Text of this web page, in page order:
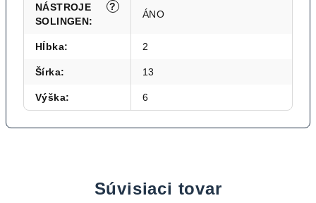
?
NÁSTROJE
SOLINGEN:
ÁNO
Hĺbka: 2
Šírka: 13
Výška: 6
Súvisiaci tovar